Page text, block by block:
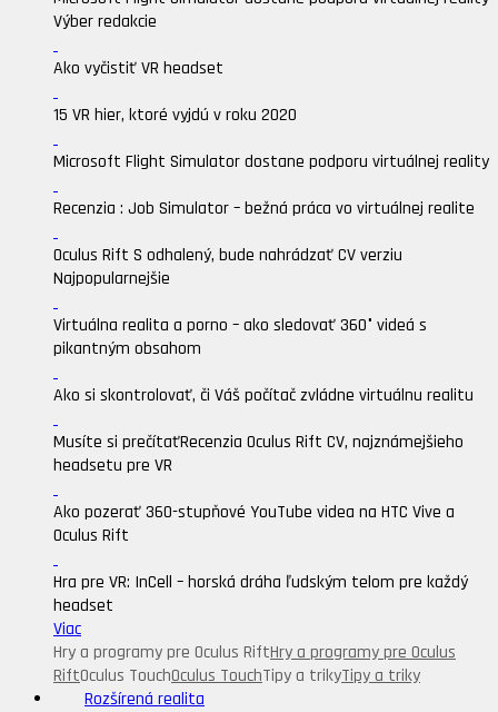
Výber redakcie
Ako vyčistiť VR headset
15 VR hier, ktoré vyjdú v roku 2020
Microsoft Flight Simulator dostane podporu virtuálnej reality
Recenzia : Job Simulator – bežná práca vo virtuálnej realite
Oculus Rift S odhalený, bude nahrádzať CV verziu
Najpopularnejšie
Virtuálna realita a porno – ako sledovať 360° videá s
pikantným obsahom
Ako si skontrolovať, či Váš počítač zvládne virtuálnu realitu
Musíte si prečítaťRecenzia Oculus Rift CV, najznámejšieho
headsetu pre VR
Ako pozerať 360-stupňové YouTube videa na HTC Vive a
Oculus Rift
Hra pre VR: InCell – horská dráha ľudským telom pre každý
headset
Viac
Hry a programy pre Oculus RiftHry a programy pre Oculus
RiftOculus TouchOculus TouchTipy a trikyTipy a triky
Rozšírená realita